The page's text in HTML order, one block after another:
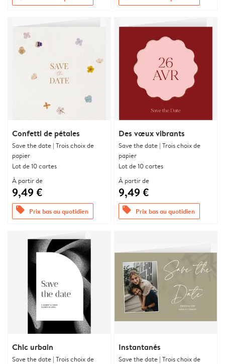
Confetti de pétales
Save the date | Trois choix de
papier
Lot de 10 cartes
À partir de
9,49 €
offers Prix bas au quotidien
Des vœux vibrants
Save the date | Trois choix de
papier
Lot de 10 cartes
À partir de
9,49 €
offers Prix bas au quotidien
Chic urbain
Save the date | Trois choix de
Instantanés
Save the date | Trois choix de